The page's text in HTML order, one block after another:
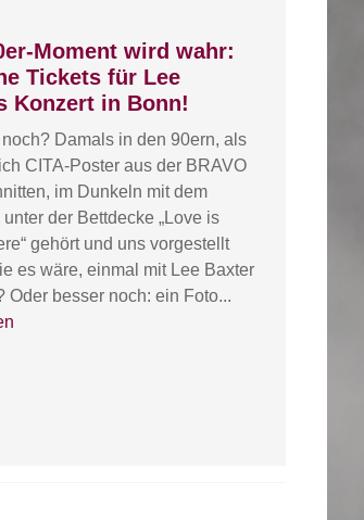
Moment wird wahr:
Tickets für Lee
Konzert in Bonn!
Damals in den 90ern, als
CITA-Poster aus der BRAVO
im Dunkeln mit dem
der Bettdecke „Love is
gehört und uns vorgestellt
es wäre, einmal mit Lee Baxter
Oder besser noch: ein Foto...